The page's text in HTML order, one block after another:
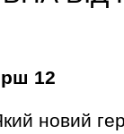
12
новий